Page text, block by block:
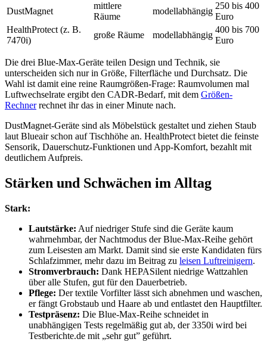
DustMagnet
mittlere
Räume
modellabhängig
250 bis 400
Euro
HealthProtect (z. B.
7470i)
große Räume modellabhängig
400 bis 700
Euro
Die drei Blue-Max-Geräte teilen Design und Technik, sie
unterscheiden sich nur in Größe, Filterfläche und Durchsatz. Die
Wahl ist damit eine reine Raumgrößen-Frage: Raumvolumen mal
Luftwechselrate ergibt den CADR-Bedarf, mit dem Größen-
Rechnerrechnet ihr das in einer Minute nach.
DustMagnet-Geräte sind als Möbelstück gestaltet und ziehen Staub
laut Blueair schon auf Tischhöhe an. HealthProtect bietet die feinste
Sensorik, Dauerschutz-Funktionen und App-Komfort, bezahlt mit
deutlichem Aufpreis.
Stärken und Schwächen im Alltag
Stark:
Lautstärke: Auf niedriger Stufe sind die Geräte kaum
wahrnehmbar, der Nachtmodus der Blue-Max-Reihe gehört
zum Leisesten am Markt. Damit sind sie erste Kandidaten fürs
Schlafzimmer, mehr dazu im Beitrag zu leisen Luftreinigern.
Stromverbrauch: Dank HEPASilent niedrige Wattzahlen
über alle Stufen, gut für den Dauerbetrieb.
Pflege: Der textile Vorfilter lässt sich abnehmen und waschen,
er fängt Grobstaub und Haare ab und entlastet den Hauptfilter.
Testpräsenz: Die Blue-Max-Reihe schneidet in
unabhängigen Tests regelmäßig gut ab, der 3350i wird bei
Testberichte.de mit „sehr gut” geführt.